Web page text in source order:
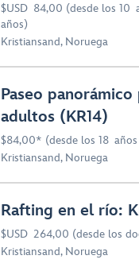
$USD 84,00 (desde los 10
años)
Kristiansand, Noruega
Paseo
adultos (KR14)
$84,00* (desde los 18
Kristiansand, Noruega
Rafting en el río:
$USD 264,00 (desde los
Kristiansand, Noruega